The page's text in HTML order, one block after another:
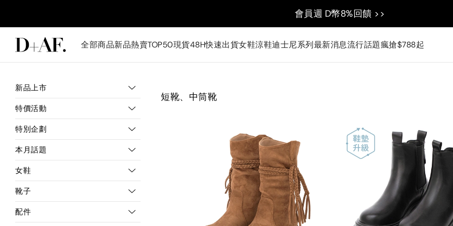
會員週 D幣8%回饋 >>
全部商品新品熱賣TOP50現貨48H快速出貨女鞋涼鞋迪士尼系列最新消息流行話題瘋搶$788起
新品上市
特價活動
特別企劃
本月話題
女鞋
靴子
配件
短靴、中筒靴